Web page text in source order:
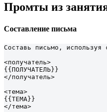
Промты из
Составление письма
Составь письмо, используя
<получатель>
{{ПОЛУЧАТЕЛЬ}}
</получатель>
<тема>
{{ТЕМА}}
</тема>